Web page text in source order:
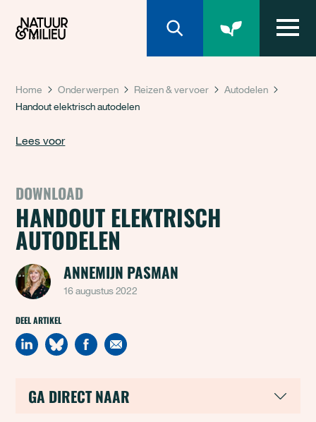
Home Onderwerpen Reizen & vervoer
Autodelen
Handout elektrisch autodelen
Lees voor
DOWNLOAD
HANDOUT ELEKTRISCH
AUTODELEN
ANNEMIJN PASMAN
16 augustus 2022
DEEL ARTIKEL
GA DIRECT NAAR